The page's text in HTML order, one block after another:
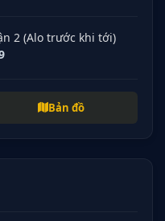
2 (Alo trước khi tới)
Bản đồ